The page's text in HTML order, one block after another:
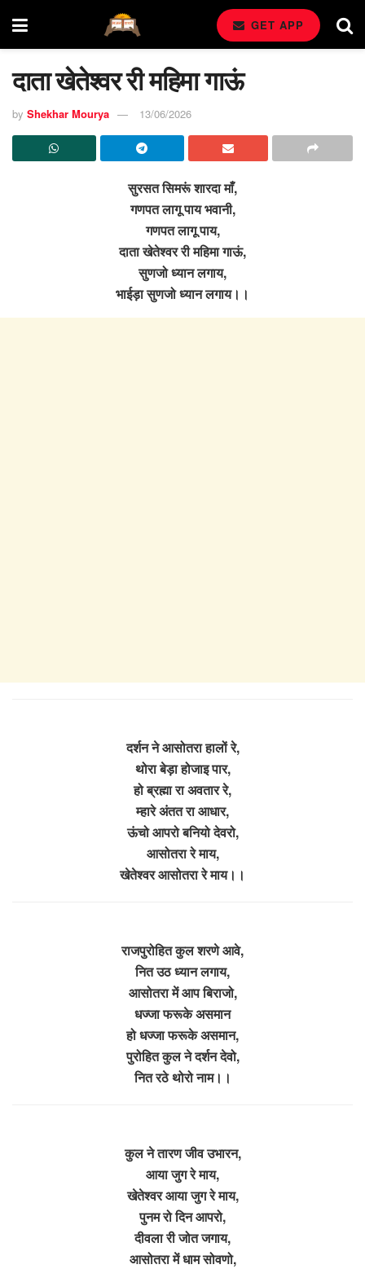
GET APP
दाता खेतेश्वर री महिमा गाऊं
by Shekhar Mourya 13/06/2026
सुरसत सिमरूं शारदा माँ,
गणपत लागू पाय भवानी,
गणपत लागू पाय,
दाता खेतेश्वर री महिमा गाऊं,
सुणजो ध्यान लगाय,
भाईड़ा सुणजो ध्यान लगाय।।
दर्शन ने आसोतरा हालों रे,
थोरा बेड़ा होजाइ पार,
हो ब्रह्मा रा अवतार रे,
म्हारे अंतत रा आधार,
ऊंचो आपरो बनियो देवरो,
आसोतरा रे माय,
खेतेश्वर आसोतरा रे माय।।
राजपुरोहित कुल शरणे आवे,
नित उठ ध्यान लगाय,
आसोतरा में आप बिराजो,
धज्जा फरूके असमान
हो धज्जा फरूके असमान,
पुरोहित कुल ने दर्शन देवो,
नित रठे थोरो नाम।।
कुल ने तारण जीव उभारन,
आया जुग रे माय,
खेतेश्वर आया जुग रे माय,
पुनम रो दिन आपरो,
दीवला री जोत जगाय,
आसोतरा में धाम सोवणो,